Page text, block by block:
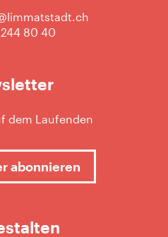
244 80 40
dem Laufenden
abonnieren